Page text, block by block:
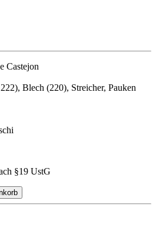
Castejon
Blech (220), Streicher, Pauken
§19 UstG